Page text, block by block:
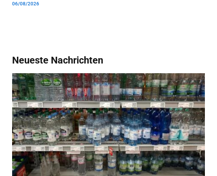
06/08/2026
Neueste Nachrichten